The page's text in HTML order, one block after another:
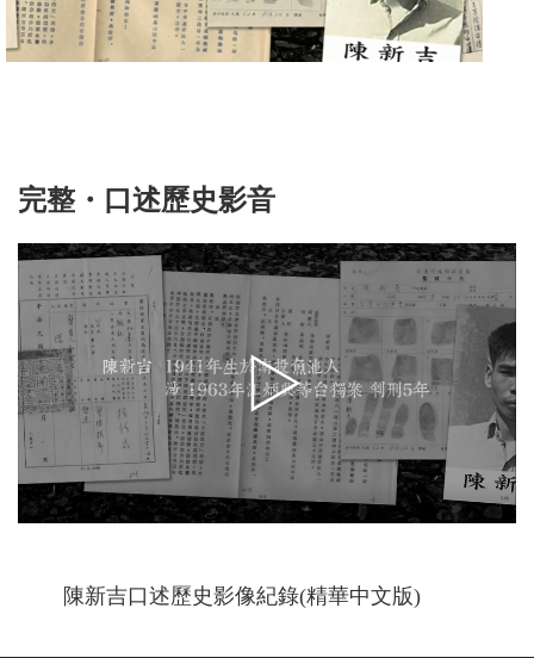
完整・口述歷史影音
陳新吉口述歷史影像紀錄(精華中文版)